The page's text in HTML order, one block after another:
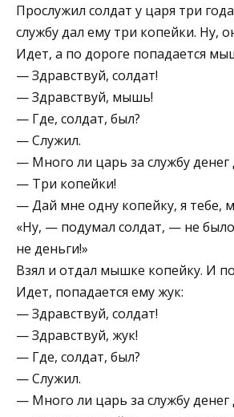
Прослужил солдат у царя три
службу дал ему три копейки. Ну,
Идет, а по дороге попадается
— Здравствуй, солдат!
— Здравствуй, мышь!
— Где, солдат, был?
— Служил.
— Много ли царь за службу денег
— Три копейки!
— Дай мне одну копейку, я тебе,
«Ну, — подумал солдат, — не было
не деньги!»
Взял и отдал мышке копейку. И
Идет, попадается ему жук:
— Здравствуй, солдат!
— Здравствуй, жук!
— Где, солдат, был?
— Служил.
— Много ли царь за службу денег